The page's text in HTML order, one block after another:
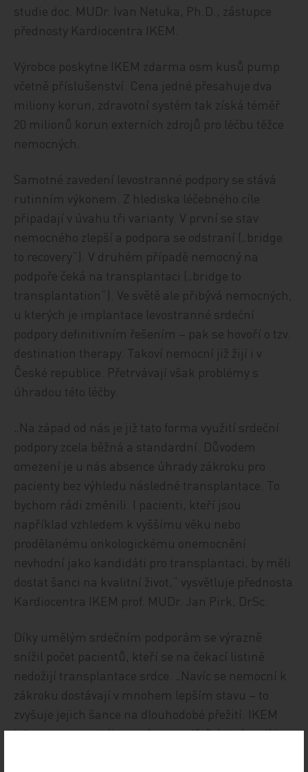
studie doc. MUDr. Ivan Netuka, Ph.D., zástupce
přednosty Kardiocentra IKEM.
Výrobce poskytne IKEM zdarma osm kusů pump
včetně příslušenství. Cena jedné přesahuje dva
miliony korun, zdravotní systém tak získá téměř
20 milionů korun externích zdrojů pro léčbu těžce
nemocných.
Samotné zavedení levostranné podpory se stává
rutinním výkonem. Z hlediska léčebného cíle
připadají v úvahu tři varianty. V první se stav
nemocného zlepší a podpora se odstraní („bridge
to recovery“). V druhém případě nemocný na
podpoře čeká na transplantaci („bridge to
transplantation“). Ve světě ale přibývá nemocných,
u kterých je implantace levostranné srdeční
podpory definitivním řešením – pak se hovoří o tzv.
destination therapy. Takoví nemocní již žijí i v
České republice. Přetrvávají však problémy s
úhradou této léčby.
„Na západ od nás je již tato forma využití srdeční
podpory zcela běžná a standardní. Důvodem
omezení je u nás absence úhrady zákroku pro
pacienty bez výhledu následné transplantace. To
bychom rádi změnili. I pacienti, kteří jsou
například vzhledem k vyššímu věku nebo
prodělanému onkologickému onemocnění
nevhodní jako kandidáti pro transplantaci, by měli
dostat šanci na kvalitní život,“ vysvětluje přednosta
Kardiocentra IKEM prof. MUDr. Jan Pirk, DrSc.
Díky umělým srdečním podporám se výrazně
snížil počet pacientů, kteří se na čekací listině
nedožijí transplantace srdce. „Navíc se nemocní k
zákroku dostávají v mnohem lepším stavu – to
zvyšuje jejich šance na dlouhodobé přežití. IKEM
jako superspecializované pracoviště, které stojí i u